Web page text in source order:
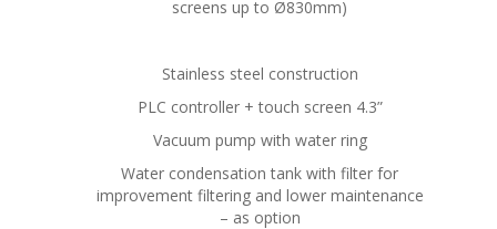
screens up to Ø830mm)
Stainless steel construction
PLC controller + touch screen 4.3”
Vacuum pump with water ring
Water condensation tank with filter for
improvement filtering and lower maintenance
– as option